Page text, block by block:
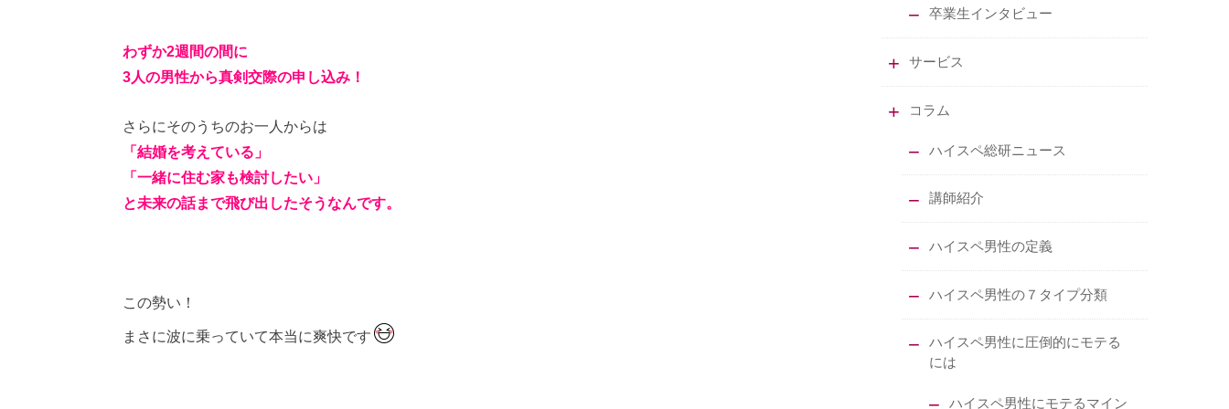
わずか2週間の間に
3人の男性から真剣交際の申し込み！
さらにそのうちのお一人からは
「結婚を考えている」
「一緒に住む家も検討したい」
と未来の話まで飛び出したそうなんです。
この勢い！
まさに波に乗っていて本当に爽快です
卒業生インタビュー
サービス
コラム
ハイスペ総研ニュース
講師紹介
ハイスペ男性の定義
ハイスペ男性の７タイプ分類
ハイスペ男性に圧倒的にモテる
には
ハイスペ男性にモテるマイン